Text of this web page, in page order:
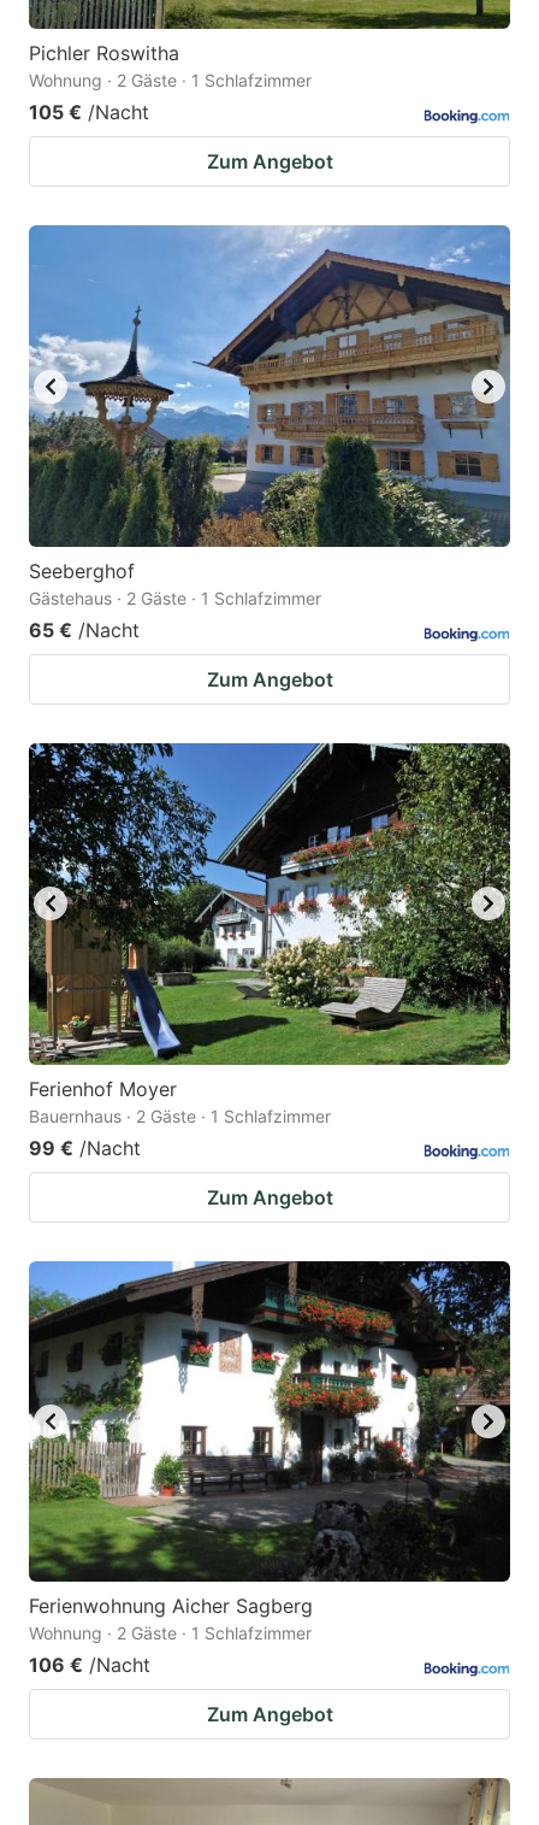
Pichler Roswitha
Wohnung · 2 Gäste · 1 Schlafzimmer
105 € /Nacht
Zum Angebot
Seeberghof
Gästehaus · 2 Gäste · 1 Schlafzimmer
65 € /Nacht
Zum Angebot
Ferienhof Moyer
Bauernhaus · 2 Gäste · 1 Schlafzimmer
99 € /Nacht
Zum Angebot
Ferienwohnung Aicher Sagberg
Wohnung · 2 Gäste · 1 Schlafzimmer
106 € /Nacht
Zum Angebot